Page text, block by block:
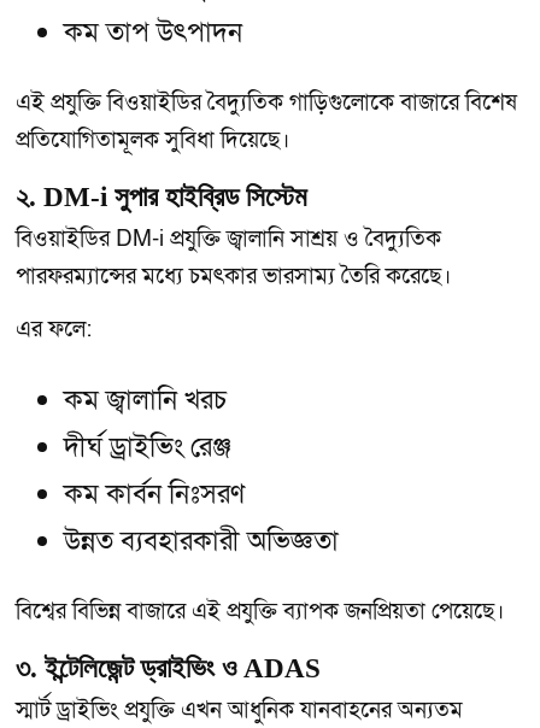
কম তাপ উৎপাদন
এই প্রযুক্তি বিওয়াইডির বৈদ্যুতিক গাড়িগুলোকে বাজারে বিশেষ
প্রতিযোগিতামূলক সুবিধা দিয়েছে।
২. DM-i সুপার হাইব্রিড সিস্টেম
বিওয়াইডির DM-i প্রযুক্তি জ্বালানি সাশ্রয় ও বৈদ্যুতিক
পারফরম্যান্সের মধ্যে চমৎকার ভারসাম্য তৈরি করেছে।
এর ফলে:
কম জ্বালানি খরচ
দীর্ঘ ড্রাইভিং রেঞ্জ
কম কার্বন নিঃসরণ
উন্নত ব্যবহারকারী অভিজ্ঞতা
বিশ্বের বিভিন্ন বাজারে এই প্রযুক্তি ব্যাপক জনপ্রিয়তা পেয়েছে।
৩. ইন্টেলিজেন্ট ড্রাইভিং ও ADAS
স্মার্ট ড্রাইভিং প্রযুক্তি এখন আধুনিক যানবাহনের অন্যতম